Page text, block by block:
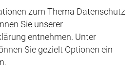
Genussideen direkt in den
Markt Abstatt geht, entdeckt
Lust auf Urlaub, Sonne und
Aperol, Sanbitter,
Antipasti und weiteren
kleiner Genussbereich, der
schön präsentiert
zum Thema Datenschutz
Sie unserer
entnehmen. Unter
Sie gezielt Optionen ein